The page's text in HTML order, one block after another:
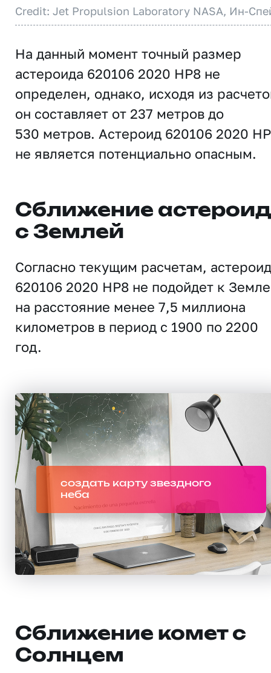
Credit: Jet Propulsion Laboratory NASA, Ин-
На данный момент точный размер
астероида 620106 2020 HP8 не
определен, однако, исходя из
он составляет от 237 метров до
530 метров. Астероид 620106 2020
не является потенциально опасным.
Сближение
с Землей
Согласно текущим расчетам, астероид
620106 2020 HP8 не подойдет к Земле
на расстояние менее 7,5 миллиона
километров в период с 1900 по 2200
год.
создать карту звездного
неба
Сближение комет с
Солнцем